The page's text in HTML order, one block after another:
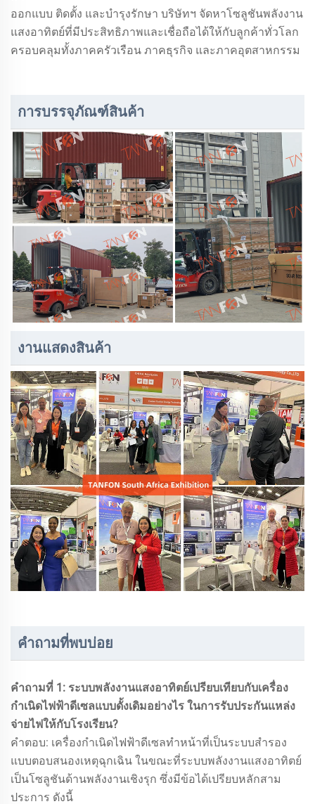
ออกแบบ ติดตั้ง และบำรุงรักษา บริษัทฯ จัดหาโซลูชันพลังงาน
แสงอาทิตย์ที่มีประสิทธิภาพและเชื่อถือได้ให้กับลูกค้าทั่วโลก
ครอบคลุมทั้งภาคครัวเรือน ภาคธุรกิจ และภาคอุตสาหกรรม
การบรรจุภัณฑ์สินค้า
งานแสดงสินค้า
คำถามที่พบบ่อย
คำถามที่ 1: ระบบพลังงานแสงอาทิตย์เปรียบเทียบกับเครื่อง
กำเนิดไฟฟ้าดีเซลแบบดั้งเดิมอย่างไร ในการรับประกันแหล่ง
จ่ายไฟให้กับโรงเรียน?
คำตอบ: เครื่องกำเนิดไฟฟ้าดีเซลทำหน้าที่เป็นระบบสำรอง
แบบตอบสนองเหตุฉุกเฉิน ในขณะที่ระบบพลังงานแสงอาทิตย์
เป็นโซลูชันด้านพลังงานเชิงรุก ซึ่งมีข้อได้เปรียบหลักสาม
ประการ ดังนี้